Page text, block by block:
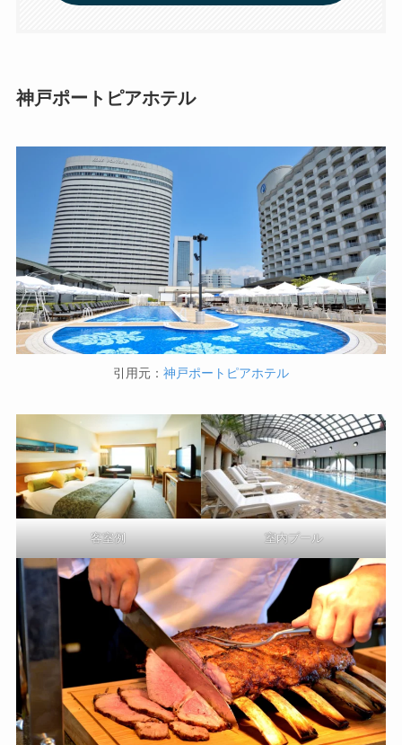
神戸ポートピアホテル
引用元： 神戸ポートピアホテル
客室例 室内プール